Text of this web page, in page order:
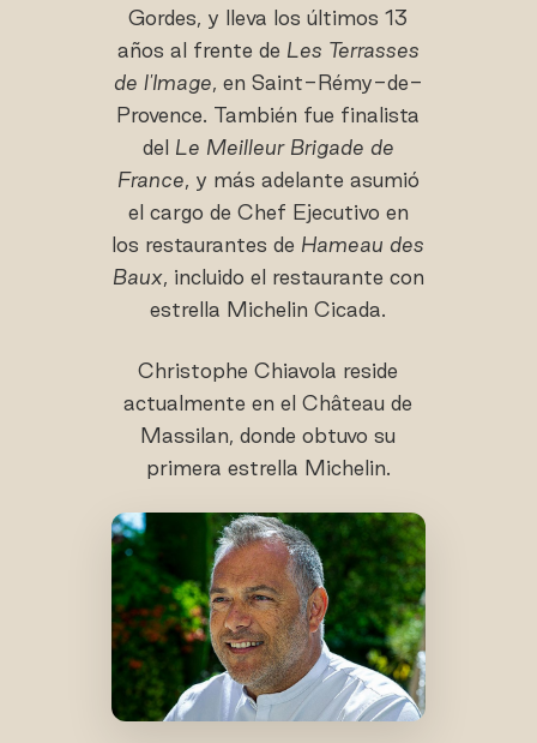
Gordes, y lleva los últimos 13
años al frente de Les Terrasses
de l'Image, en Saint-Rémy-de-
Provence. También fue finalista
del Le Meilleur Brigade de
France, y más adelante asumió
el cargo de Chef Ejecutivo en
los restaurantes de Hameau des
Baux, incluido el restaurante con
estrella Michelin Cicada.
Christophe Chiavola reside
actualmente en el Château de
Massilan, donde obtuvo su
primera estrella Michelin.